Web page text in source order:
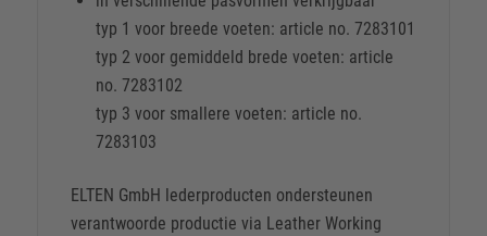
typ 1 voor breede voeten: article no. 7283101
typ 2 voor gemiddeld brede voeten: article
no. 7283102
typ 3 voor smallere voeten: article no.
7283103
ELTEN GmbH lederproducten ondersteunen
verantwoorde productie via Leather Working